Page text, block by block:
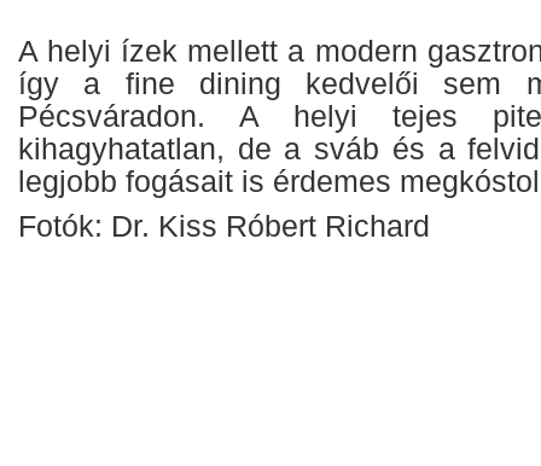
A helyi ízek mellett a modern
így a fine dining kedvelői sem
Pécsváradon. A helyi tejes
kihagyhatatlan, de a sváb és a
legjobb fogásait is érdemes
Fotók: Dr. Kiss Róbert Richard